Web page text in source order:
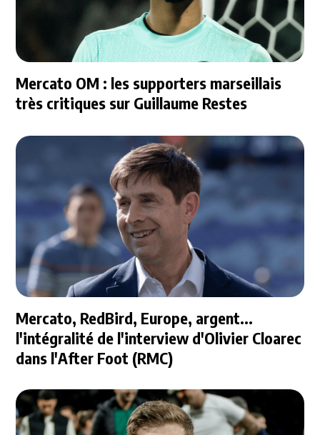
Mercato OM : les supporters marseillais
très critiques sur Guillaume Restes
Mercato, RedBird, Europe, argent...
l'intégralité de l'interview d'Olivier Cloarec
dans l'After Foot (RMC)